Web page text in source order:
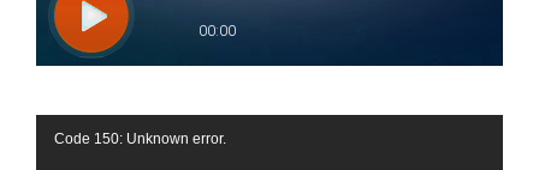
Reproductor
Code 150: Unknown error.